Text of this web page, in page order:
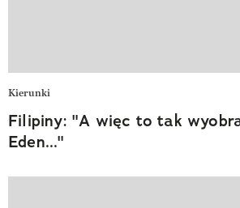
Kierunki
Filipiny: "A więc to tak
Eden..."